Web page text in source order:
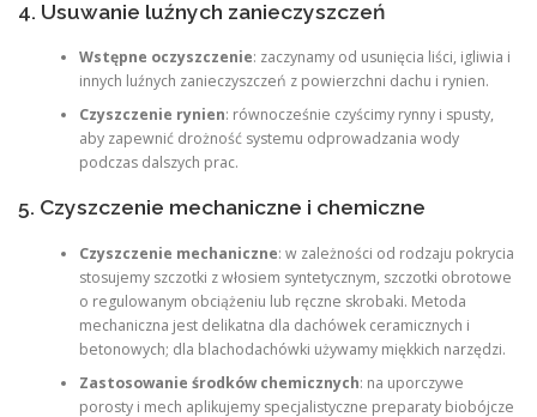
4. Usuwanie luźnych zanieczyszczeń
Wstępne oczyszczenie: zaczynamy od usunięcia liści, igliwia i
innych luźnych zanieczyszczeń z powierzchni dachu i rynien.
Czyszczenie rynien: równocześnie czyścimy rynny i spusty,
aby zapewnić drożność systemu odprowadzania wody
podczas dalszych prac.
5. Czyszczenie mechaniczne i chemiczne
Czyszczenie mechaniczne: w zależności od rodzaju pokrycia
stosujemy szczotki z włosiem syntetycznym, szczotki obrotowe
o regulowanym obciążeniu lub ręczne skrobaki. Metoda
mechaniczna jest delikatna dla dachówek ceramicznych i
betonowych; dla blachodachówki używamy miękkich narzędzi.
Zastosowanie środków chemicznych: na uporczywe
porosty i mech aplikujemy specjalistyczne preparaty biobójcze